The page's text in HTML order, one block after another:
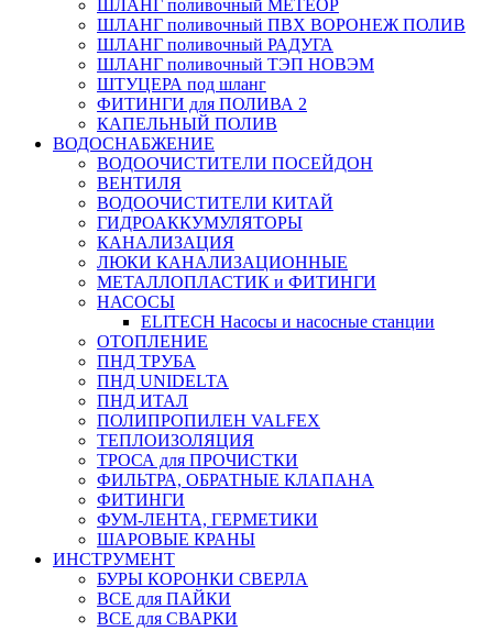
ШЛАНГ поливочный МЕТЕОР
ШЛАНГ поливочный ПВХ ВОРОНЕЖ ПОЛИВ
ШЛАНГ поливочный РАДУГА
ШЛАНГ поливочный ТЭП НОВЭМ
ШТУЦЕРА под шланг
ФИТИНГИ для ПОЛИВА 2
КАПЕЛЬНЫЙ ПОЛИВ
ВОДОСНАБЖЕНИЕ
ВОДООЧИСТИТЕЛИ ПОСЕЙДОН
ВЕНТИЛЯ
ВОДООЧИСТИТЕЛИ КИТАЙ
ГИДРОАККУМУЛЯТОРЫ
КАНАЛИЗАЦИЯ
ЛЮКИ КАНАЛИЗАЦИОННЫЕ
МЕТАЛЛОПЛАСТИК и ФИТИНГИ
НАСОСЫ
ELITECH Насосы и насосные станции
ОТОПЛЕНИЕ
ПНД ТРУБА
ПНД UNIDELTA
ПНД ИТАЛ
ПОЛИПРОПИЛЕН VALFEX
ТЕПЛОИЗОЛЯЦИЯ
ТРОСА для ПРОЧИСТКИ
ФИЛЬТРА, ОБРАТНЫЕ КЛАПАНА
ФИТИНГИ
ФУМ-ЛЕНТА, ГЕРМЕТИКИ
ШАРОВЫЕ КРАНЫ
ИНСТРУМЕНТ
БУРЫ КОРОНКИ СВЕРЛА
ВСЕ для ПАЙКИ
ВСЕ для СВАРКИ